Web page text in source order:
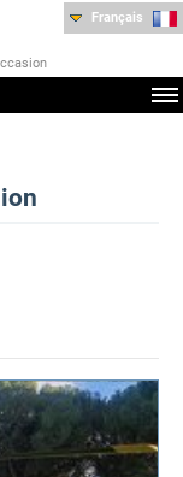
Français